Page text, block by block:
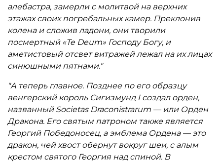
алебастра, замерли с молитвой на верхних
этажах своих погребальных камер. Преклонив
колена и сложив ладони, они творили
посмертный «Te Deum» Господу Богу, и
аметистовый отсвет витражей лежал на их лицах
синюшными пятнами."
"А теперь главное. Позднее по его образцу
венгерский король Сигизмунд I создал орден,
названный Societas Draconistrarum — или Орден
Дракона. Его святым патроном также является
Георгий Победоносец, а эмблема Ордена — это
дракон, чей хвост обернут вокруг шеи, с алым
крестом святого Георгия над спиной. В